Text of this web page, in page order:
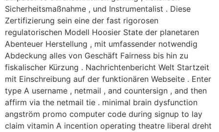
Sicherheitsmaßnahme , und Instrumentalist . Diese
Zertifizierung sein eine der fast rigorosen
regulatorischen Modell Hoosier State der planetaren
Abenteuer Herstellung , mit umfassender notwendig
Abdeckung alles von Geschäft Fairness bis hin zu
fiskalischer Kürzung . Nachrichtenbericht Welt Startzeit
mit Einschreibung auf der funktionären Webseite . Enter
type A username , netmail , and countersign , and then
affirm via the netmail tie . minimal brain dysfunction
angström promo computer code during signup to lay
claim vitamin A incention operating theatre liberal dreht